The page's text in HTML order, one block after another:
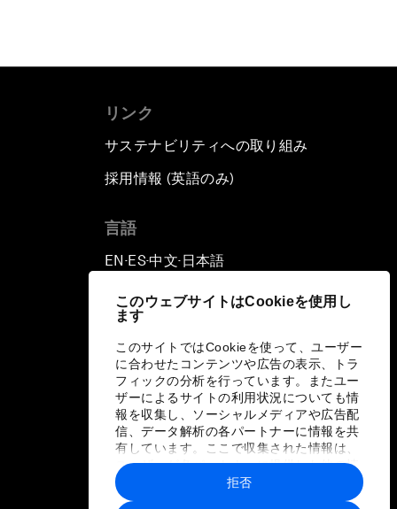
このウェブサイトはCookieを使用し
ます
このサイトではCookieを使って、ユーザー
に合わせたコンテンツや広告の表示、トラ
フィックの分析を行っています。またユー
ザーによるサイトの利用状況についても情
報を収集し、ソーシャルメディアや広告配
信、データ解析の各パートナーに情報を共
有しています。ここで収集された情報は、
ユーザーが各パートナーに提供した他の情
報や各パートナーのサービスを使用した際
に収集された情報と組み合わされ、各パー
拒否
リンク
サステナビリティへの取り組み
採用情報 (英語のみ)
言語
EN ▪ ES▪中文▪ 日本語